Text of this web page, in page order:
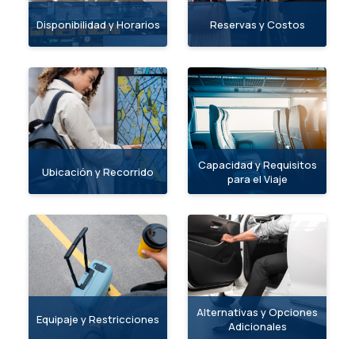
Disponibilidad y Horarios Reservas y Costos
Ubicación y Recorrido
Capacidad y Requisitos
para el Viaje
Equipaje y Restricciones
Alternativas y Opciones
Adicionales